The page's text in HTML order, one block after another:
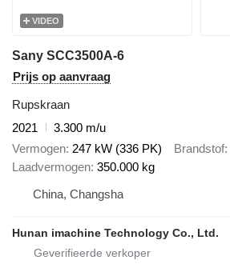
VIDEO
Sany SCC3500A-6
Prijs op aanvraag
Rupskraan
2021
3.300 m/u
Vermogen 247 kW (336 PK) Brandstof
Laadvermogen 350.000 kg
China, Changsha
Hunan imachine Technology Co., Ltd.